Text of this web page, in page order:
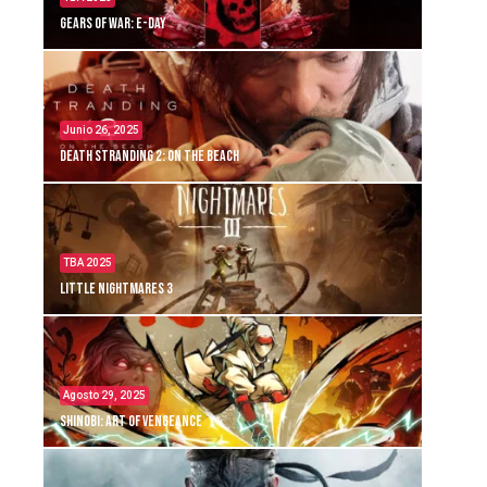
Gears of War: E-Day
Junio 26, 2025
Death Stranding 2: On the Beach
TBA 2025
Little Nightmares 3
Agosto 29, 2025
Shinobi: Art of Vengeance